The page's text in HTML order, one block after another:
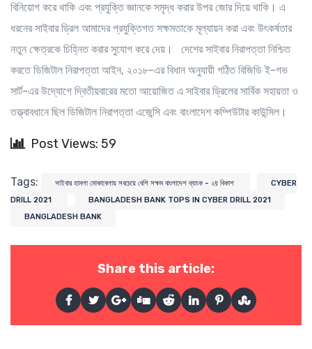
বিনিয়োগ করে থাকি এবং প্রযুক্তি জ্ঞানকে সমৃদ্ধ করার উপর জোর দিয়ে থাকি‍। এ
ধরনের সাইবার ড্রিল আমাদের প্রযুক্তিগত সক্ষমতাকে মূল্যায়ন করা এবং উৎকর্ষতার
নতুন ক্ষেত্রকে চিহ্নিত করার সুযোগ করে দেয়। দেশের সাইবার নিরাপত্তা নিশ্চিত
করতে ডিজিটাল নিরাপত্তা আইন, ২০১৮-এর বিধান অনুযায়ী গঠিত বিজিডি ই-গভ
সার্ট-এর উদ্যোগে দ্বিতীয়বারের মতো আয়োজিত এ সাইবার ড্রিলের সার্বিক সহায়তা ও
তত্ত্বাবধানে ছিল ডিজিটাল নিরাপত্তা এজেন্সি এবং বাংলাদেশ কম্পিউটার কাউন্সিল।
Post Views: 59
Tags: সাইবার হামলা মোকাবেলায় সবচেয়ে বেশি সক্ষম বাংলাদেশ ব্যাংক - ২য় বিকাশ
CYBER
DRILL 2021
BANGLADESH BANK TOPS IN CYBER DRILL 2021
BANGLADESH BANK
Share this article: